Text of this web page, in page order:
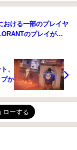
おける一部のプレイヤ
のプレイが不
、
か